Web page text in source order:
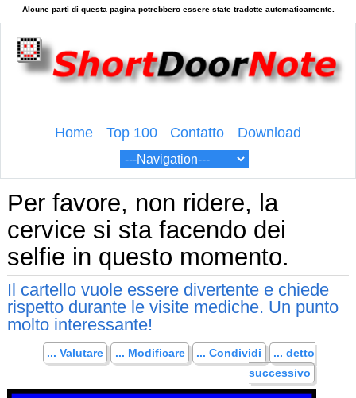
Home Top 100 Contatto Download
Per favore, non ridere, la
cervice si sta facendo dei
selfie in questo momento.
Il cartello vuole essere divertente e chiede
rispetto durante le visite mediche. Un punto
molto interessante!
... Valutare ... Modificare ... Condividi
... detto
successivo